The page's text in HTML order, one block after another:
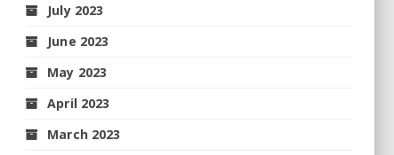
July 2023
June 2023
May 2023
April 2023
March 2023